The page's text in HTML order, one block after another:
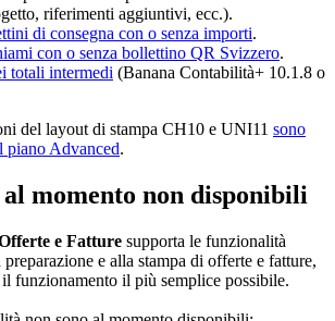
riferimenti aggiuntivi, ecc.).
di consegna con o senza importi.
con o senza bollettino QR Svizzero.
totali intermedi (Banana Contabilità+ 10.1.8 o
del layout di stampa CH10 e UNI11 sono
Advanced.
momento non disponibili
e Fatture supporta le funzionalità
e alla stampa di offerte e fatture,
il funzionamento il più semplice possibile.